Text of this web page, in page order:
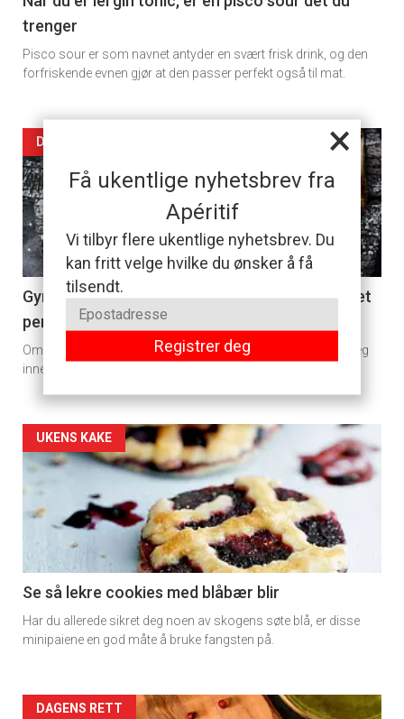
×
Få ukentlige nyhetsbrev fra
Apéritif
Vi tilbyr flere ukentlige nyhetsbrev. Du
kan fritt velge hvilke du ønsker å få
tilsendt.
Registrer deg
trenger
Pisco sour er som navnet antyder en svært frisk drink, og den
forfriskende evnen gjør at den passer perfekt også til mat.
Artikler
detail
-
section
11
Dagens
rett
DAGENS RETT
Gyros er grekernes svar på rullekebab og er det
perfekte tilskuddet til helgekosen
Om du har tenkt til å ta frem grillen denne helgen eller kose deg
innendørs ,er gyros fredags-middagen du har lengtet etter.
Artikler
detail
-
section
11
Dagens
UKENS KAKE
Se så lekre cookies med blåbær blir
Har du allerede sikret deg noen av skogens søte blå, er disse
minipaiene en god måte å bruke fangsten på.
DAGENS RETT